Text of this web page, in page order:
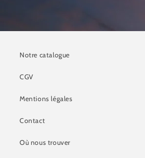
Notre catalogue
CGV
Mentions légales
Contact
Où nous trouver